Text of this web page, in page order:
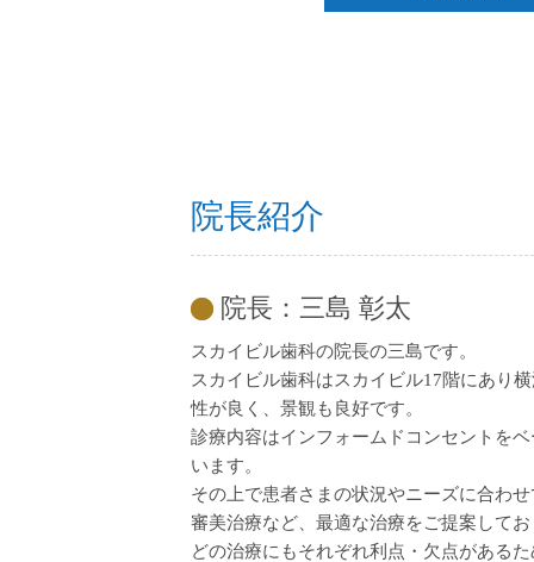
院長紹介
院長：三島 彰太
スカイビル歯科の院長の三島です。
スカイビル歯科はスカイビル17階にあり
性が良く、景観も良好です。
診療内容はインフォームドコンセントを
います。
その上で患者さまの状況やニーズに合わ
審美治療など、最適な治療をご提案して
どの治療にもそれぞれ利点・欠点がある